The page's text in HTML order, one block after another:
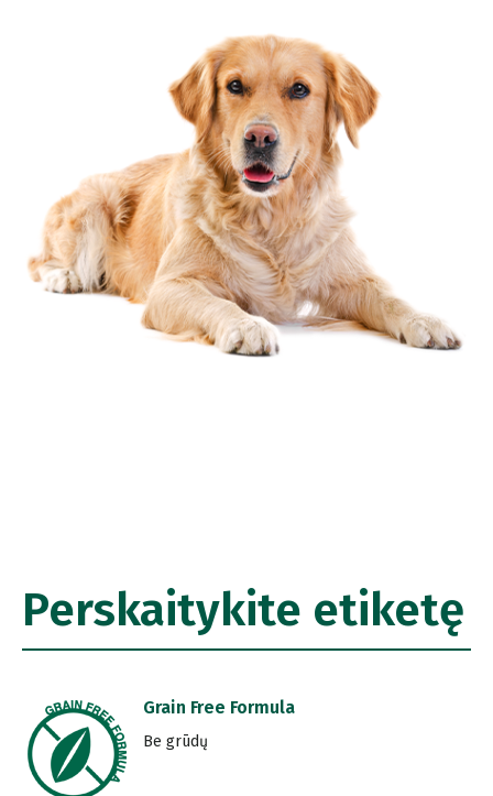
Perskaitykite etiketę
Grain Free Formula
Be grūdų